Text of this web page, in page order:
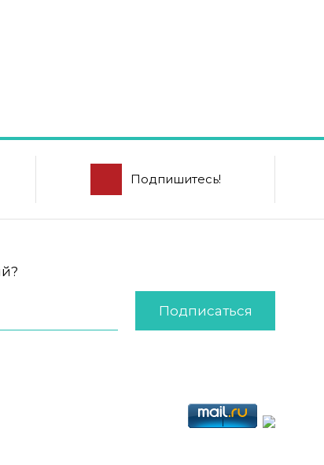
Подпишитесь!
Подписаться